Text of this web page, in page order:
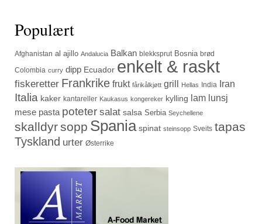
Populært
Afghanistan al ajillo Andalucia Balkan blekksprut Bosnia brød
Colombia curry dipp Ecuador enkelt & raskt
fiskeretter Frankrike frukt fårikålkjøtt grill Hellas India Iran
Italia kaker kantareller Kaukasus kongereker kylling lam lunsj
mese pasta poteter salat salsa Serbia Seychellene
skalldyrsopp Spania spinat steinsopp Sveits tapas
Tyskland urter Østerrike